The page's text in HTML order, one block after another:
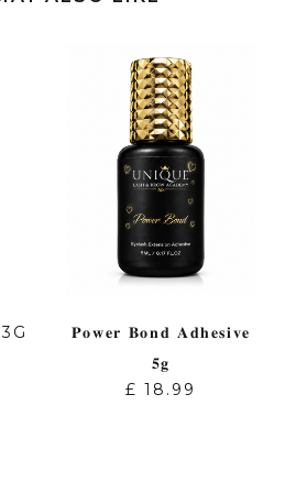
𝐏𝐨𝐰𝐞𝐫 𝐁𝐨𝐧𝐝 𝐀𝐝𝐡𝐞𝐬𝐢𝐯𝐞
𝟓𝐠
£ 18.99